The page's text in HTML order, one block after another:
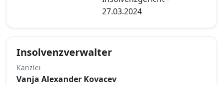
27.03.2024
Insolvenzverwalter
Kanzlei
Vanja Alexander Kovacev